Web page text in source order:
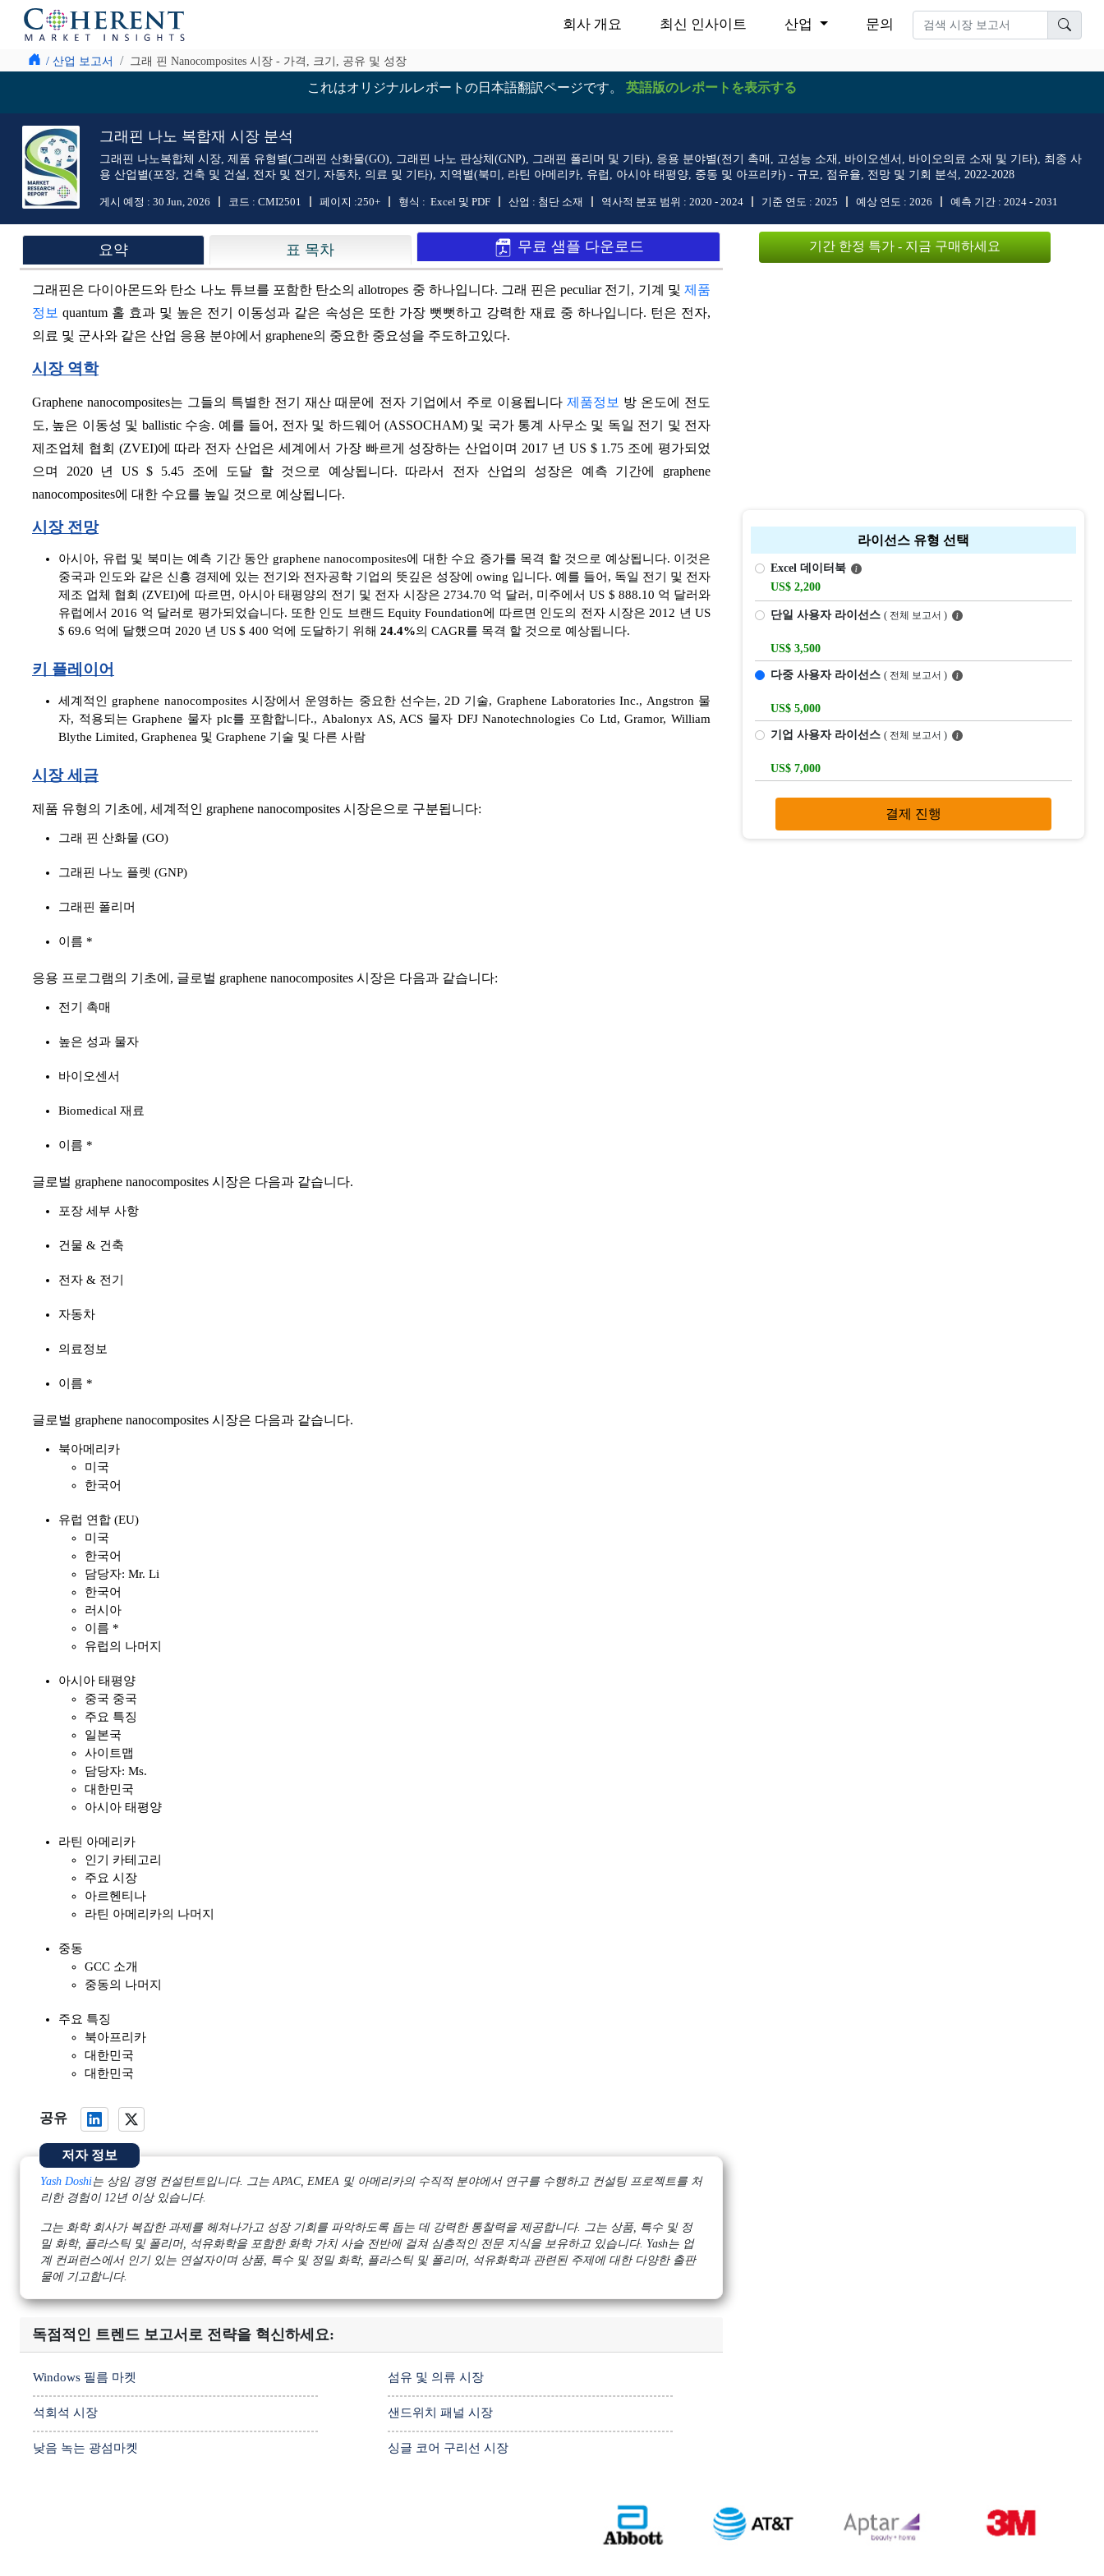
회사 개요 최신 인사이트 산업 문의
/ 산업 보고서 그래 핀 Nanocomposites 시장 - 가격, 크기, 공유 및 성장
これはオリジナルレポートの日本語翻訳ページです。 英語版のレポートを表示する
그래핀 나노 복합재 시장 분석
그래핀 나노복합체 시장, 제품 유형별(그래핀 산화물(GO), 그래핀 나노 판상체(GNP), 그래핀 폴리머 및 기타), 응용 분야별(전기 촉매, 고성능 소재, 바이오센서, 바이오의료 소재 및 기타), 최종 사
용 산업별(포장, 건축 및 건설, 전자 및 전기, 자동차, 의료 및 기타), 지역별(북미, 라틴 아메리카, 유럽, 아시아 태평양, 중동 및 아프리카) - 규모, 점유율, 전망 및 기회 분석, 2022-2028
게시 예정 : 30 Jun, 2026 코드 : CMI2501 페이지 :250+ 형식 : Excel 및 PDF 산업 : 첨단 소재 역사적 분포 범위 : 2020 - 2024 기준 연도 : 2025 예상 연도 : 2026 예측 기간 : 2024 - 2031
요약 표 목차 무료 샘플 다운로드
그래핀은 다이아몬드와 탄소 나노 튜브를 포함한 탄소의 allotropes 중 하나입니다. 그래 핀은 peculiar 전기, 기계 및 제품
정보 quantum 홀 효과 및 높은 전기 이동성과 같은 속성은 또한 가장 뻣뻣하고 강력한 재료 중 하나입니다. 턴은 전자,
의료 및 군사와 같은 산업 응용 분야에서 graphene의 중요한 중요성을 주도하고있다.
시장 역학
Graphene nanocomposites는 그들의 특별한 전기 재산 때문에 전자 기업에서 주로 이용됩니다 제품정보 방 온도에 전도
도, 높은 이동성 및 ballistic 수송. 예를 들어, 전자 및 하드웨어 (ASSOCHAM) 및 국가 통계 사무소 및 독일 전기 및 전자
제조업체 협회 (ZVEI)에 따라 전자 산업은 세계에서 가장 빠르게 성장하는 산업이며 2017 년 US $ 1.75 조에 평가되었
으며 2020 년 US $ 5.45 조에 도달 할 것으로 예상됩니다. 따라서 전자 산업의 성장은 예측 기간에 graphene
nanocomposites에 대한 수요를 높일 것으로 예상됩니다.
시장 전망
아시아, 유럽 및 북미는 예측 기간 동안 graphene nanocomposites에 대한 수요 증가를 목격 할 것으로 예상됩니다. 이것은
중국과 인도와 같은 신흥 경제에 있는 전기와 전자공학 기업의 뜻깊은 성장에 owing 입니다. 예를 들어, 독일 전기 및 전자
제조 업체 협회 (ZVEI)에 따르면, 아시아 태평양의 전기 및 전자 시장은 2734.70 억 달러, 미주에서 US $ 888.10 억 달러와
유럽에서 2016 억 달러로 평가되었습니다. 또한 인도 브랜드 Equity Foundation에 따르면 인도의 전자 시장은 2012 년 US
$ 69.6 억에 달했으며 2020 년 US $ 400 억에 도달하기 위해 24.4%의 CAGR를 목격 할 것으로 예상됩니다.
키 플레이어
세계적인 graphene nanocomposites 시장에서 운영하는 중요한 선수는, 2D 기술, Graphene Laboratories Inc., Angstron 물
자, 적용되는 Graphene 물자 plc를 포함합니다., Abalonyx AS, ACS 물자 DFJ Nanotechnologies Co Ltd, Gramor, William
Blythe Limited, Graphenea 및 Graphene 기술 및 다른 사람
시장 세금
제품 유형의 기초에, 세계적인 graphene nanocomposites 시장은으로 구분됩니다:
그래 핀 산화물 (GO)
그래핀 나노 플렛 (GNP)
그래핀 폴리머
이름 *
응용 프로그램의 기초에, 글로벌 graphene nanocomposites 시장은 다음과 같습니다:
전기 촉매
높은 성과 물자
바이오센서
Biomedical 재료
이름 *
글로벌 graphene nanocomposites 시장은 다음과 같습니다.
포장 세부 사항
건물 & 건축
전자 & 전기
자동차
의료정보
이름 *
글로벌 graphene nanocomposites 시장은 다음과 같습니다.
북아메리카
미국
한국어
유럽 연합 (EU)
미국
한국어
담당자: Mr. Li
한국어
러시아
이름 *
유럽의 나머지
아시아 태평양
중국 중국
주요 특징
일본국
사이트맵
담당자: Ms.
대한민국
아시아 태평양
라틴 아메리카
인기 카테고리
주요 시장
아르헨티나
라틴 아메리카의 나머지
중동
GCC 소개
중동의 나머지
주요 특징
북아프리카
대한민국
대한민국
공유
저자 정보
Yash Doshi는 상임 경영 컨설턴트입니다. 그는 APAC, EMEA 및 아메리카의 수직적 분야에서 연구를 수행하고 컨설팅 프로젝트를 처
리한 경험이 12년 이상 있습니다.
그는 화학 회사가 복잡한 과제를 헤쳐나가고 성장 기회를 파악하도록 돕는 데 강력한 통찰력을 제공합니다. 그는 상품, 특수 및 정
밀 화학, 플라스틱 및 폴리머, 석유화학을 포함한 화학 가치 사슬 전반에 걸쳐 심층적인 전문 지식을 보유하고 있습니다. Yash는 업
계 컨퍼런스에서 인기 있는 연설자이며 상품, 특수 및 정밀 화학, 플라스틱 및 폴리머, 석유화학과 관련된 주제에 대한 다양한 출판
물에 기고합니다.
독점적인 트렌드 보고서로 전략을 혁신하세요:
Windows 필름 마켓 섬유 및 의류 시장
석회석 시장 샌드위치 패널 시장
낮음 녹는 광섬마켓 싱글 코어 구리선 시장
기간 한정 특가 - 지금 구매하세요
라이선스 유형 선택
Excel 데이터북
US$ 2,200
단일 사용자 라이선스 ( 전체 보고서 )
US$ 3,500
다중 사용자 라이선스 ( 전체 보고서 )
US$ 5,000
기업 사용자 라이선스 ( 전체 보고서 )
US$ 7,000
결제 진행